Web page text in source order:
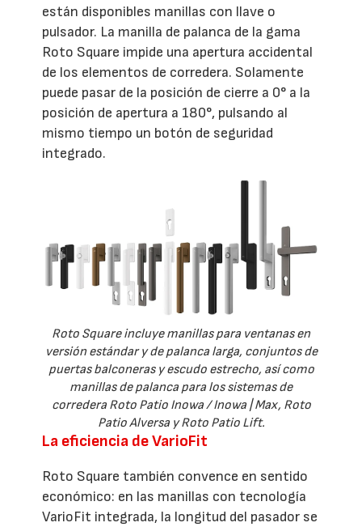
están disponibles manillas con llave o
pulsador. La manilla de palanca de la gama
Roto Square impide una apertura accidental
de los elementos de corredera. Solamente
puede pasar de la posición de cierre a 0° a la
posición de apertura a 180°, pulsando al
mismo tiempo un botón de seguridad
integrado.
Roto Square incluye manillas para ventanas en
versión estándar y de palanca larga, conjuntos de
puertas balconeras y escudo estrecho, así como
manillas de palanca para los sistemas de
corredera Roto Patio Inowa / Inowa | Max, Roto
Patio Alversa y Roto Patio Lift.
La eficiencia de VarioFit
Roto Square también convence en sentido
económico: en las manillas con tecnología
VarioFit integrada, la longitud del pasador se